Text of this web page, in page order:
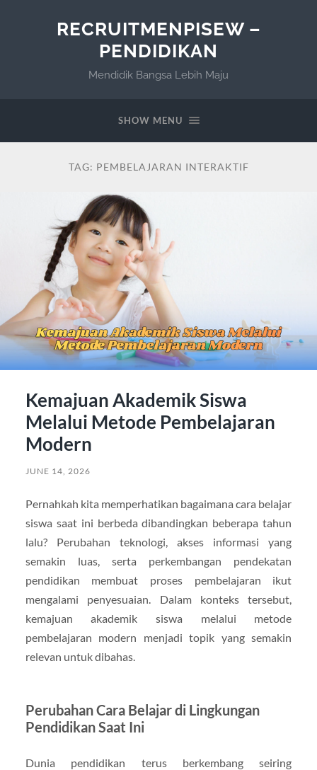
RECRUITMENPISEW –
PENDIDIKAN
Mendidik Bangsa Lebih Maju
SHOW MENU
TAG: PEMBELAJARAN INTERAKTIF
Kemajuan Akademik Siswa
Melalui Metode Pembelajaran
Modern
JUNE 14, 2026
Pernahkah kita memperhatikan bagaimana cara belajar
siswa saat ini berbeda dibandingkan beberapa tahun
lalu? Perubahan teknologi, akses informasi yang
semakin luas, serta perkembangan pendekatan
pendidikan membuat proses pembelajaran ikut
mengalami penyesuaian. Dalam konteks tersebut,
kemajuan akademik siswa melalui metode
pembelajaran modern menjadi topik yang semakin
relevan untuk dibahas.
Perubahan Cara Belajar di Lingkungan
Pendidikan Saat Ini
Dunia pendidikan terus berkembang seiring